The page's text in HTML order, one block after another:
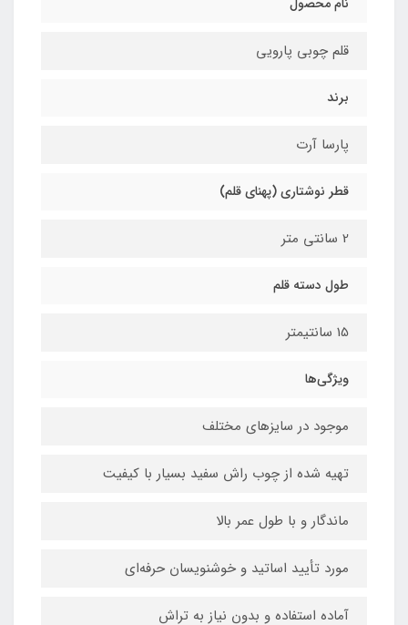
قلم چوبی پارویی
برند
پارسا آرت
قطر نوشتاری (پهنای قلم)
2 سانتی متر
طول دسته قلم
15 سانتیمتر
ویژگی‌ها
موجود در سایزهای مختلف
تهیه شده از چوب راش سفید بسیار با کیفیت
ماندگار و با طول عمر بالا
مورد تأیید اساتید و خوشنویسان حرفه‌ای
آماده استفاده و بدون نیاز به تراش